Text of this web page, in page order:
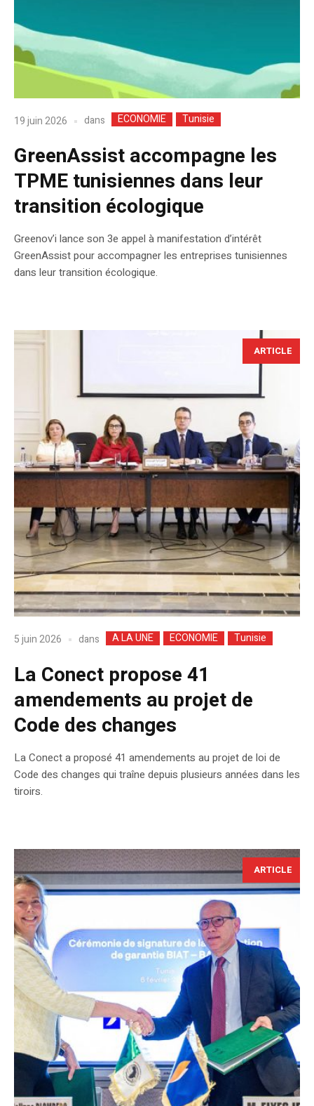
19 juin 2026 dans ECONOMIE Tunisie
GreenAssist accompagne les
TPME tunisiennes dans leur
transition écologique
Greenov’i lance son 3e appel à manifestation d’intérêt
GreenAssist pour accompagner les entreprises tunisiennes
dans leur transition écologique.
ARTICLE
5 juin 2026 dans A LA UNE ECONOMIE Tunisie
La Conect propose 41
amendements au projet de
Code des changes
La Conect a proposé 41 amendements au projet de loi de
Code des changes qui traîne depuis plusieurs années dans les
tiroirs.
ARTICLE